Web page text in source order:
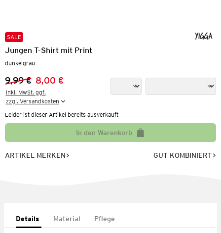
SALE
Jungen T-Shirt mit Print
dunkelgrau
Vorheriger Preis:
9,99 €
Neuer Preis:
8,00 €
inkl. MwSt. ggf.
zzgl. Versandkosten
Leider ist dieser Artikel bereits ausverkauft
In den Warenkorb
ARTIKEL MERKEN GUT KOMBINIERT
Details Material Pflege